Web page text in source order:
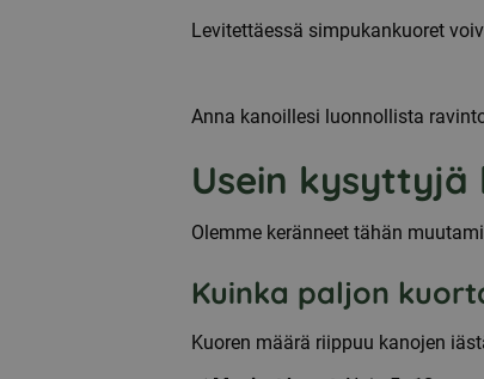
Levitettäessä simpukankuoret
Anna kanoillesi luonnollista
Usein kysyttyjä
Olemme keränneet tähän
Kuinka paljon
Kuoren määrä riippuu kanojen